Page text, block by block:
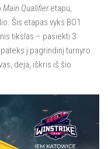
Main Qualifieretapu,
Šis etapas vyks BO1
tikslas – pasiekti 3
į pagrindinį turnyro
deja, iškris iš šio